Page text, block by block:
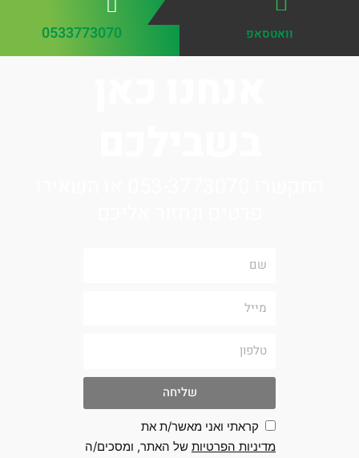
וואטסאפ 0533773070
שליחה
קראתי ואני מאשר/ת את
מדיניות הפרטיותשל האתר, ומסכים/ה